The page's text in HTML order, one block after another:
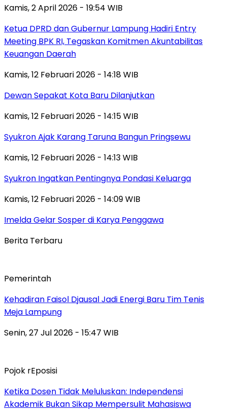
Kamis, 2 April 2026 - 19:54 WIB
Ketua DPRD dan Gubernur Lampung Hadiri Entry
Meeting BPK RI, Tegaskan Komitmen Akuntabilitas
Keuangan Daerah
Kamis, 12 Februari 2026 - 14:18 WIB
Dewan Sepakat Kota Baru Dilanjutkan
Kamis, 12 Februari 2026 - 14:15 WIB
Syukron Ajak Karang Taruna Bangun Pringsewu
Kamis, 12 Februari 2026 - 14:13 WIB
Syukron Ingatkan Pentingnya Pondasi Keluarga
Kamis, 12 Februari 2026 - 14:09 WIB
Imelda Gelar Sosper di Karya Penggawa
Berita Terbaru
Pemerintah
Kehadiran Faisol Djausal Jadi Energi Baru Tim Tenis
Meja Lampung
Senin, 27 Jul 2026 - 15:47 WIB
Pojok rEposisi
Ketika Dosen Tidak Meluluskan: Independensi
Akademik Bukan Sikap Mempersulit Mahasiswa